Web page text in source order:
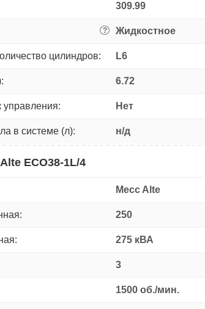
309.99
? Жидкостное
цилиндров: L6
6.72
управления: Нет
в системе (л): н/д
ECO38-1L/4
Mecc Alte
250
275 кВА
3
1500 об./мин.